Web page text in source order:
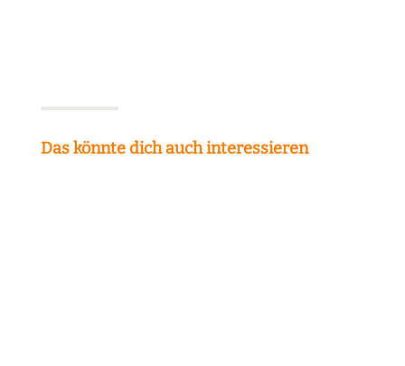
Das könnte dich auch interessieren